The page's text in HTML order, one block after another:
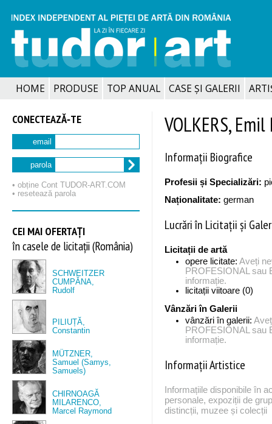
HOME PRODUSE TOP ANUAL CASE ȘI GALERII
CONECTEAZĂ‑TE
email
parola
• obține Cont TUDOR‑ART.COM
• resetează parola
CEI MAI OFERTAȚI
în casele de licitații (România)
SCHWEITZER
CUMPĂNA,
Rudolf
PILIUȚĂ,
Constantin
MÜTZNER,
Samuel (Samys,
Samuels)
CHIRNOAGĂ
MILARENCO,
Marcel Raymond
VOLKERS,
Informații Biografice
Profesii și Specializări:
Naționalitate: german
Lucrări în Licitații și
Licitații de artă
opere licitate:Aveți
PROFESIONAL sau
informație.
licitații viitoare (0)
Vânzări în Galerii
vânzări în galerii:
PROFESIONAL sau
informație.
Informații Artistice
Informațiile disponibile în
personale, expoziții de
distincții, muzee și colecții